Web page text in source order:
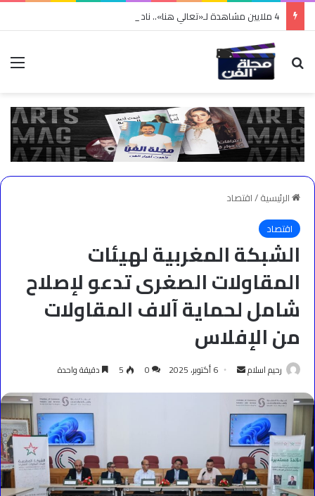
بحث عن
الرئيسية/اقتصاد
اقتصاد
الشبكة المغربية لهيئات
المقاولات الصغرى تدعو لإصلاح
شامل لحماية آلاف المقاولات
من الإفلاس
رحيم اسلام
أرسل
إلكترونيا
6 أكتوبر، 2025 0
5 دقيقة واحدة